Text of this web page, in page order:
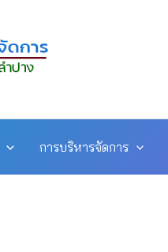
การบริหารจัดการ